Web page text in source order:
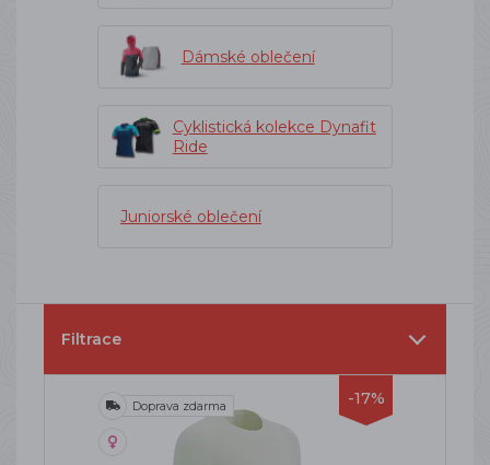
Dámské oblečení
Cyklistická kolekce Dynafit
Ride
Juniorské oblečení
Filtrace
-17%
Doprava zdarma